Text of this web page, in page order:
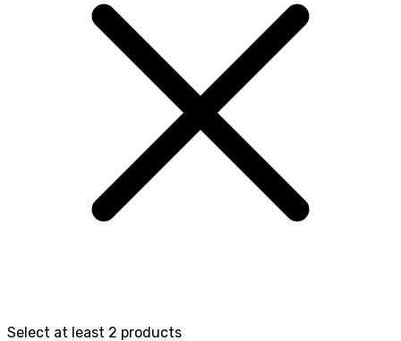
Select at least 2 products